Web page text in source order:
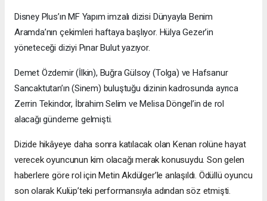
Disney Plus’ın MF Yapım imzalı dizisi Dünyayla Benim
Aramda’nın çekimleri haftaya başlıyor. Hülya Gezer’in
yöneteceği diziyi Pınar Bulut yazıyor.
Demet Özdemir (İlkin), Buğra Gülsoy (Tolga) ve Hafsanur
Sancaktutan’ın (Sinem) buluştuğu dizinin kadrosunda ayrıca
Zerrin Tekindor, İbrahim Selim ve Melisa Döngel’in de rol
alacağı gündeme gelmişti.
Dizide hikâyeye daha sonra katılacak olan Kenan rolüne hayat
verecek oyuncunun kim olacağı merak konusuydu. Son gelen
haberlere göre rol için Metin Akdülger’le anlaşıldı. Ödüllü oyuncu
son olarak Kulüp’teki performansıyla adından söz etmişti.